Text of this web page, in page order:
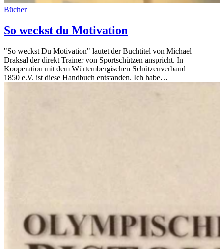
Bücher
So weckst du Motivation
"So weckst Du Motivation" lautet der Buchtitel von Michael
Draksal der direkt Trainer von Sportschützen anspricht. In
Kooperation mit dem Würtembergischen Schützenverband
1850 e.V. ist diese Handbuch entstanden. Ich habe…